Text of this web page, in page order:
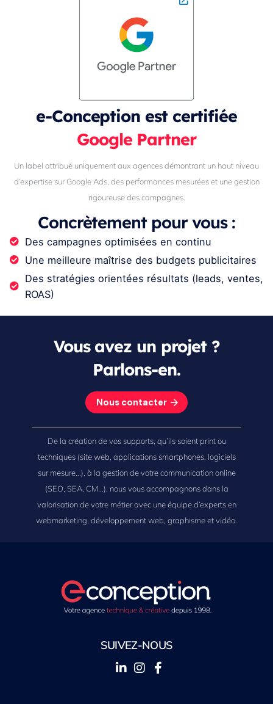
e-Conception est certifiée
Google Partner
Un label attribué uniquement aux agences démontrant un haut niveau
d’expertise sur Google Ads, des performances mesurées et une gestion
rigoureuse des campagnes.
Concrètement pour vous :
Des campagnes optimisées en continu
Une meilleure maîtrise des budgets publicitaires
Des stratégies orientées résultats (leads, ventes,
ROAS)
Vous avez un projet ?
Parlons-en.
Nous contacter
De la création de vos supports, qu’ils soient print ou
techniques (site web, applications smartphones, logiciels
sur mesure...), à la gestion de votre communication online
(SEO, SEA, CM...), nous vous accompagnons dans la
valorisation de votre métier avec une équipe d’experts en
webmarketing, développement web, graphisme et vidéo.
SUIVEZ-NOUS